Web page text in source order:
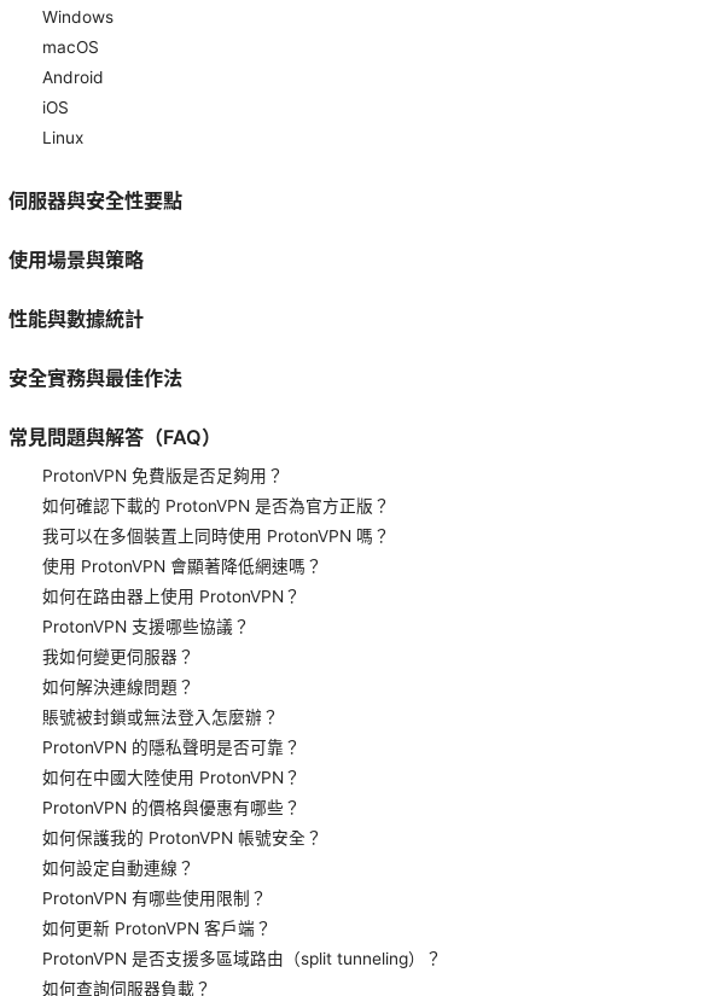
Windows
macOS
Android
iOS
Linux
伺服器與安全性要點
使用場景與策略
性能與數據統計
安全實務與最佳作法
常見問題與解答（FAQ）
ProtonVPN 免費版是否足夠用？
如何確認下載的 ProtonVPN 是否為官方正版？
我可以在多個裝置上同時使用 ProtonVPN 嗎？
使用 ProtonVPN 會顯著降低網速嗎？
如何在路由器上使用 ProtonVPN？
ProtonVPN 支援哪些協議？
我如何變更伺服器？
如何解決連線問題？
賬號被封鎖或無法登入怎麼辦？
ProtonVPN 的隱私聲明是否可靠？
如何在中國大陸使用 ProtonVPN？
ProtonVPN 的價格與優惠有哪些？
如何保護我的 ProtonVPN 帳號安全？
如何設定自動連線？
ProtonVPN 有哪些使用限制？
如何更新 ProtonVPN 客戶端？
ProtonVPN 是否支援多區域路由（split tunneling）？
如何查詢伺服器負載？